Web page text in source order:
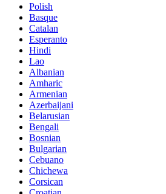
Polish
Basque
Catalan
Esperanto
Hindi
Lao
Albanian
Amharic
Armenian
Azerbaijani
Belarusian
Bengali
Bosnian
Bulgarian
Cebuano
Chichewa
Corsican